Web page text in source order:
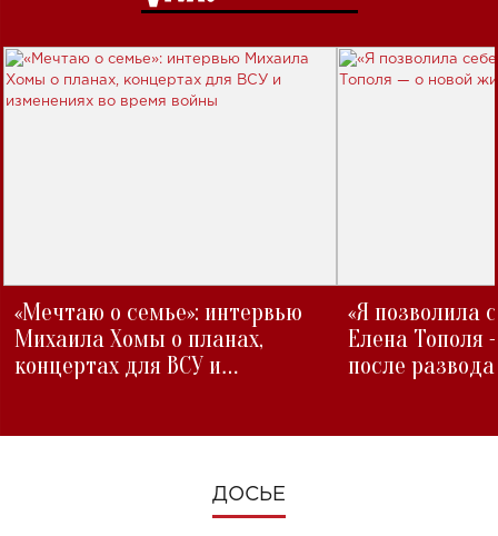
«Мечтаю о семье»: интервью
Михаила Хомы о планах,
концертах для ВСУ и
«Я позволила
Елена Тополя
после развода
ДОСЬЕ